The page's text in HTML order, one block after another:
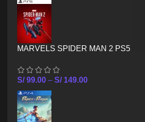
MARVELS SPIDER MAN 2 PS5
S/99.00 – S/149.00